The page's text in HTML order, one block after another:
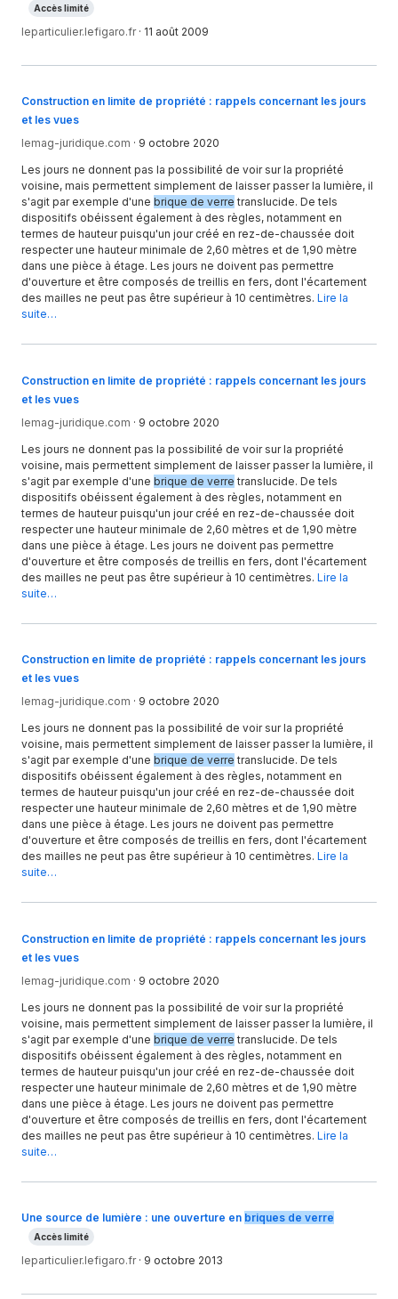
Accès limité
leparticulier.lefigaro.fr· 11 août 2009
Construction en limite de propriété : rappels concernant les jours
et les vues
lemag-juridique.com · 9 octobre 2020
Les jours ne donnent pas la possibilité de voir sur la propriété
voisine, mais permettent simplement de laisser passer la lumière, il
s'agit par exemple d'une brique de verre translucide. De tels
dispositifs obéissent également à des règles, notamment en
termes de hauteur puisqu'un jour créé en rez-de-chaussée doit
respecter une hauteur minimale de 2,60 mètres et de 1,90 mètre
dans une pièce à étage. Les jours ne doivent pas permettre
d'ouverture et être composés de treillis en fers, dont l'écartement
des mailles ne peut pas être supérieur à 10 centimètres. Lire la
suite…
Construction en limite de propriété : rappels concernant les jours
et les vues
lemag-juridique.com · 9 octobre 2020
Les jours ne donnent pas la possibilité de voir sur la propriété
voisine, mais permettent simplement de laisser passer la lumière, il
s'agit par exemple d'une brique de verre translucide. De tels
dispositifs obéissent également à des règles, notamment en
termes de hauteur puisqu'un jour créé en rez-de-chaussée doit
respecter une hauteur minimale de 2,60 mètres et de 1,90 mètre
dans une pièce à étage. Les jours ne doivent pas permettre
d'ouverture et être composés de treillis en fers, dont l'écartement
des mailles ne peut pas être supérieur à 10 centimètres. Lire la
suite…
Construction en limite de propriété : rappels concernant les jours
et les vues
lemag-juridique.com · 9 octobre 2020
Les jours ne donnent pas la possibilité de voir sur la propriété
voisine, mais permettent simplement de laisser passer la lumière, il
s'agit par exemple d'une brique de verre translucide. De tels
dispositifs obéissent également à des règles, notamment en
termes de hauteur puisqu'un jour créé en rez-de-chaussée doit
respecter une hauteur minimale de 2,60 mètres et de 1,90 mètre
dans une pièce à étage. Les jours ne doivent pas permettre
d'ouverture et être composés de treillis en fers, dont l'écartement
des mailles ne peut pas être supérieur à 10 centimètres. Lire la
suite…
Construction en limite de propriété : rappels concernant les jours
et les vues
lemag-juridique.com · 9 octobre 2020
Les jours ne donnent pas la possibilité de voir sur la propriété
voisine, mais permettent simplement de laisser passer la lumière, il
s'agit par exemple d'une brique de verre translucide. De tels
dispositifs obéissent également à des règles, notamment en
termes de hauteur puisqu'un jour créé en rez-de-chaussée doit
respecter une hauteur minimale de 2,60 mètres et de 1,90 mètre
dans une pièce à étage. Les jours ne doivent pas permettre
d'ouverture et être composés de treillis en fers, dont l'écartement
des mailles ne peut pas être supérieur à 10 centimètres. Lire la
suite…
Une source de lumière : une ouverture en briques de verre
Accès limité
leparticulier.lefigaro.fr· 9 octobre 2013